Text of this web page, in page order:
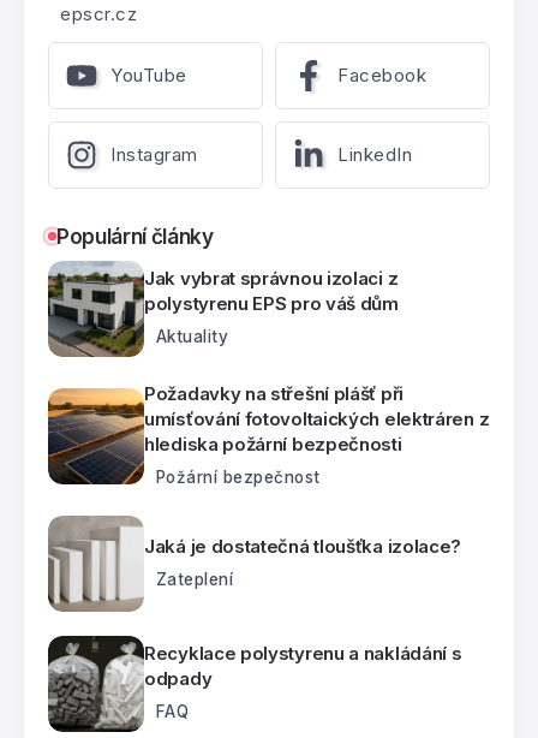
epscr.cz
YouTube Facebook
Instagram LinkedIn
Populární články
Jak vybrat správnou izolaci z
polystyrenu EPS pro váš dům
Aktuality
Požadavky na střešní plášť při
umísťování fotovoltaických elektráren z
hlediska požární bezpečnosti
Požární bezpečnost
Jaká je dostatečná tloušťka izolace?
Zateplení
Recyklace polystyrenu a nakládání s
odpady
FAQ